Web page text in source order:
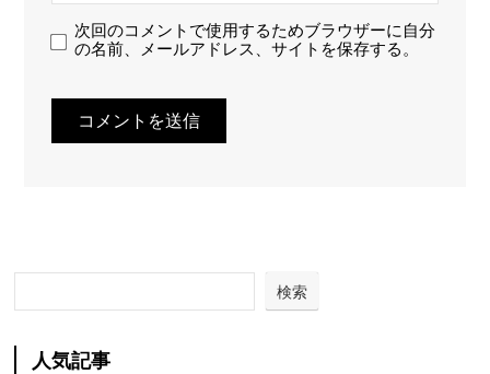
次回のコメントで使用するためブラウザーに自分
の名前、メールアドレス、サイトを保存する。
検索
人気記事